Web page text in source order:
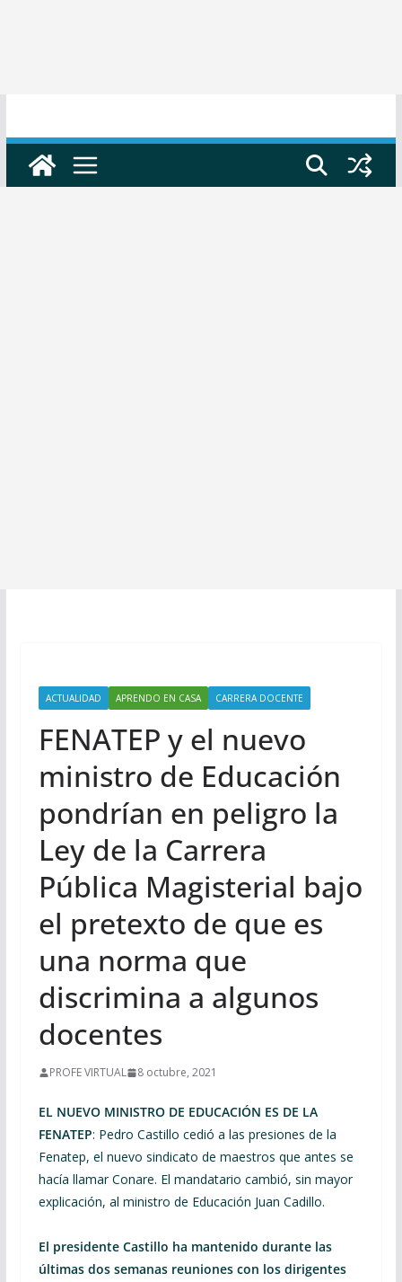
ACTUALIDAD APRENDO EN CASA CARRERA DOCENTE
FENATEP y el nuevo
ministro de Educación
pondrían en peligro la
Ley de la Carrera
Pública Magisterial bajo
el pretexto de que es
una norma que
discrimina a algunos
docentes
PROFE VIRTUAL 8 octubre, 2021
EL NUEVO MINISTRO DE EDUCACIÓN ES DE LA
FENATEP: Pedro Castillo cedió a las presiones de la
Fenatep, el nuevo sindicato de maestros que antes se
hacía llamar Conare. El mandatario cambió, sin mayor
explicación, al ministro de Educación Juan Cadillo.
El presidente Castillo ha mantenido durante las
últimas dos semanas reuniones con los dirigentes